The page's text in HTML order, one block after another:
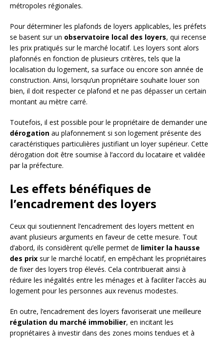
métropoles régionales.
Pour déterminer les plafonds de loyers applicables, les préfets
se basent sur un observatoire local des loyers, qui recense
les prix pratiqués sur le marché locatif. Les loyers sont alors
plafonnés en fonction de plusieurs critères, tels que la
localisation du logement, sa surface ou encore son année de
construction. Ainsi, lorsqu’un propriétaire souhaite louer son
bien, il doit respecter ce plafond et ne pas dépasser un certain
montant au mètre carré.
Toutefois, il est possible pour le propriétaire de demander une
dérogation au plafonnement si son logement présente des
caractéristiques particulières justifiant un loyer supérieur. Cette
dérogation doit être soumise à l’accord du locataire et validée
par la préfecture.
Les effets bénéfiques de
l’encadrement des loyers
Ceux qui soutiennent l’encadrement des loyers mettent en
avant plusieurs arguments en faveur de cette mesure. Tout
d’abord, ils considèrent qu’elle permet de limiter la hausse
des prix sur le marché locatif, en empêchant les propriétaires
de fixer des loyers trop élevés. Cela contribuerait ainsi à
réduire les inégalités entre les ménages et à faciliter l’accès au
logement pour les personnes aux revenus modestes.
En outre, l’encadrement des loyers favoriserait une meilleure
régulation du marché immobilier, en incitant les
propriétaires à investir dans des zones moins tendues et à